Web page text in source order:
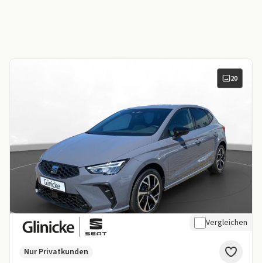
20
Vergleichen
Nur Privatkunden